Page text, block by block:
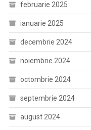
februarie 2025
ianuarie 2025
decembrie 2024
noiembrie 2024
octombrie 2024
septembrie 2024
august 2024